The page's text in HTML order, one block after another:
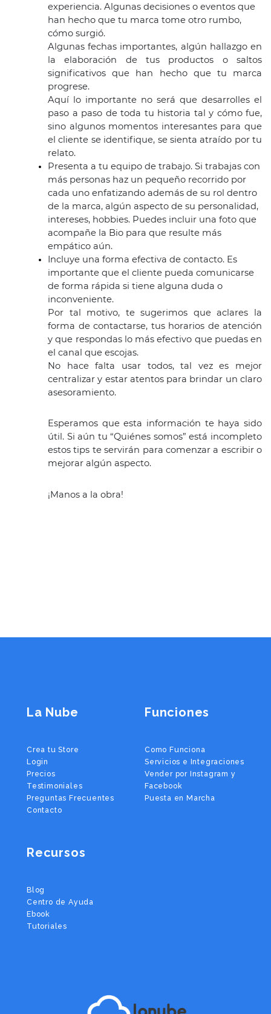
experiencia. Algunas decisiones o eventos que
han hecho que tu marca tome otro rumbo,
cómo surgió.
Algunas fechas importantes, algún hallazgo en
la elaboración de tus productos o saltos
significativos que han hecho que tu marca
progrese.
Aquí lo importante no será que desarrolles el
paso a paso de toda tu historia tal y cómo fue,
sino algunos momentos interesantes para que
el cliente se identifique, se sienta atraído por tu
relato.
Presenta a tu equipo de trabajo. Si trabajas con
más personas haz un pequeño recorrido por
cada uno enfatizando además de su rol dentro
de la marca, algún aspecto de su personalidad,
intereses, hobbies. Puedes incluir una foto que
acompañe la Bio para que resulte más
empático aún.
Incluye una forma efectiva de contacto. Es
importante que el cliente pueda comunicarse
de forma rápida si tiene alguna duda o
inconveniente.
Por tal motivo, te sugerimos que aclares la
forma de contactarse, tus horarios de atención
y que respondas lo más efectivo que puedas en
el canal que escojas.
No hace falta usar todos, tal vez es mejor
centralizar y estar atentos para brindar un claro
asesoramiento.
Esperamos que esta información te haya sido
útil. Si aún tu “Quiénes somos” está incompleto
estos tips te servirán para comenzar a escribir o
mejorar algún aspecto.
¡Manos a la obra!
La Nube
Crea tu Store
Login
Precios
Testimoniales
Preguntas Frecuentes
Contacto
Funciones
Como Funciona
Servicios e Integraciones
Vender por Instagram y
Facebook
Puesta en Marcha
Recursos
Blog
Centro de Ayuda
Ebook
Tutoriales